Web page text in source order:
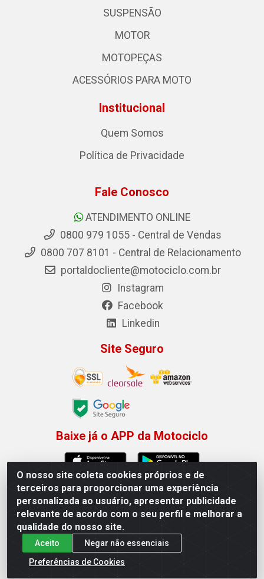
Permitir que a Motociclo envie notificações com
novidades e ofertas exclusivas.
Powered by SendPulse
×
O nosso site coleta cookies próprios e de
terceiros para proporcionar uma experiência
personalizada ao usuário, apresentar publicidade
relevante de acordo com o seu perfil e melhorar a
qualidade do nosso site.
Aceito
Negar não essenciais
Preferências de Cookies
SUSPENSÃO
MOTOR
MOTOPEÇAS
ACESSÓRIOS PARA MOTO
Institucional
Quem Somos
Política de Privacidade
Fale Conosco
ATENDIMENTO ONLINE
0800 979 1055 - Central de Vendas
0800 707 8101 - Central de Relacionamento
portaldocliente@motociclo.com.br
Instagram
Facebook
Linkedin
Site Seguro
Baixe já o APP da Motociclo
Motociclo - Rua Francisco Sousa dos Santos, 731 - Jardim
Limoeiro, Serra/ES - CEP 29.164-153 - CNPJ
01.407.607/0001-53